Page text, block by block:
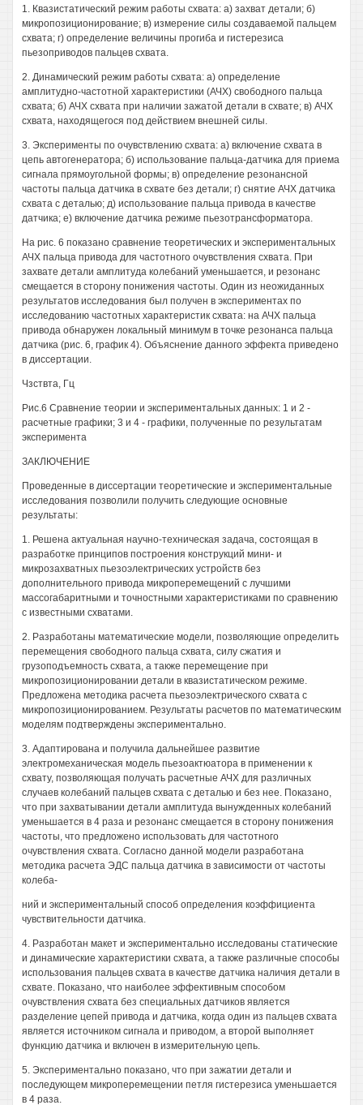
1. Квазистатический режим работы схвата: а) захват детали; б)
микропозиционирование; в) измерение силы создаваемой пальцем
схвата; г) определение величины прогиба и гистерезиса
пьезоприводов пальцев схвата.
2. Динамический режим работы схвата: а) определение
амплитудно-частотной характеристики (АЧХ) свободного пальца
схвата; б) АЧХ схвата при наличии зажатой детали в схвате; в) АЧХ
схвата, находящегося под действием внешней силы.
3. Эксперименты по очувствлению схвата: а) включение схвата в
цепь автогенератора; б) использование пальца-датчика для приема
сигнала прямоугольной формы; в) определение резонансной
частоты пальца датчика в схвате без детали; г) снятие АЧХ датчика
схвата с деталью; д) использование пальца привода в качестве
датчика; е) включение датчика режиме пьезотрансформатора.
На рис. 6 показано сравнение теоретических и экспериментальных
АЧХ пальца привода для частотного очувствления схвата. При
захвате детали амплитуда колебаний уменьшается, и резонанс
смещается в сторону понижения частоты. Один из неожиданных
результатов исследования был получен в экспериментах по
исследованию частотных характеристик схвата: на АЧХ пальца
привода обнаружен локальный минимум в точке резонанса пальца
датчика (рис. 6, график 4). Объяснение данного эффекта приведено
в диссертации.
Чзствта, Гц
Рис.6 Сравнение теории и экспериментальных данных: 1 и 2 -
расчетные графики; 3 и 4 - графики, полученные по результатам
эксперимента
ЗАКЛЮЧЕНИЕ
Проведенные в диссертации теоретические и экспериментальные
исследования позволили получить следующие основные
результаты:
1. Решена актуальная научно-техническая задача, состоящая в
разработке принципов построения конструкций мини- и
микрозахватных пьезоэлектрических устройств без
дополнительного привода микроперемещений с лучшими
массогабаритными и точностными характеристиками по сравнению
с известными схватами.
2. Разработаны математические модели, позволяющие определить
перемещения свободного пальца схвата, силу сжатия и
грузоподъемность схвата, а также перемещение при
микропозиционировании детали в квазистатическом режиме.
Предложена методика расчета пьезоэлектрического схвата с
микропозиционированием. Результаты расчетов по математическим
моделям подтверждены экспериментально.
3. Адаптирована и получила дальнейшее развитие
электромеханическая модель пьезоактюатора в применении к
схвату, позволяющая получать расчетные АЧХ для различных
случаев колебаний пальцев схвата с деталью и без нее. Показано,
что при захватывании детали амплитуда вынужденных колебаний
уменьшается в 4 раза и резонанс смещается в сторону понижения
частоты, что предложено использовать для частотного
очувствления схвата. Согласно данной модели разработана
методика расчета ЭДС пальца датчика в зависимости от частоты
колеба-
ний и экспериментальный способ определения коэффициента
чувствительности датчика.
4. Разработан макет и экспериментально исследованы статические
и динамические характеристики схвата, а также различные способы
использования пальцев схвата в качестве датчика наличия детали в
схвате. Показано, что наиболее эффективным способом
очувствления схвата без специальных датчиков является
разделение цепей привода и датчика, когда один из пальцев схвата
является источником сигнала и приводом, а второй выполняет
функцию датчика и включен в измерительную цепь.
5. Экспериментально показано, что при зажатии детали и
последующем микроперемещении петля гистерезиса уменьшается
в 4 раза.